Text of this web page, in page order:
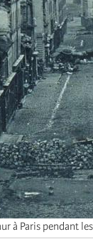
à Paris pendant